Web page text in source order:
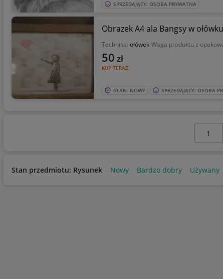
SPRZEDAJĄCY: OSOBA PRYWATNA
Obrazek A4 ala Bangsy w
Technika: ołówek Waga produktu z
KUP TERAZ
50 zł
STAN: NOWY SPRZEDAJĄCY: OSOBA
Stan przedmiotu: Rysunek Nowy Bardzo dobry Używany